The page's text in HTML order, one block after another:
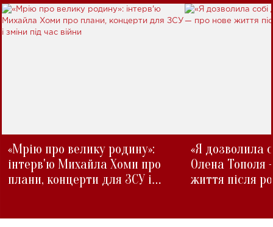
«Мрію про велику родину»:
інтерв'ю Михайла Хоми про
плани, концерти для ЗСУ і
«Я дозволила
Олена Тополя
життя після